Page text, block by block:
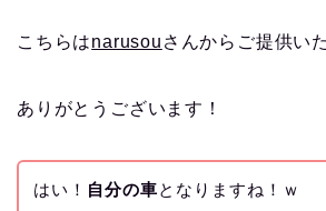
こちらはnarusou さんからご提供い
ありがとうございます！
はい！ 自分の車となりますね！ｗ